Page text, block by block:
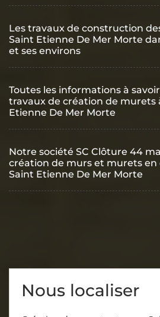
Les travaux de construction
Saint Etienne De Mer Morte
et ses environs
Toutes les informations à
travaux de création de murets
Etienne De Mer Morte
Notre société SC Clôture 44
création de murs et murets en
Saint Etienne De Mer Morte
Nous localiser